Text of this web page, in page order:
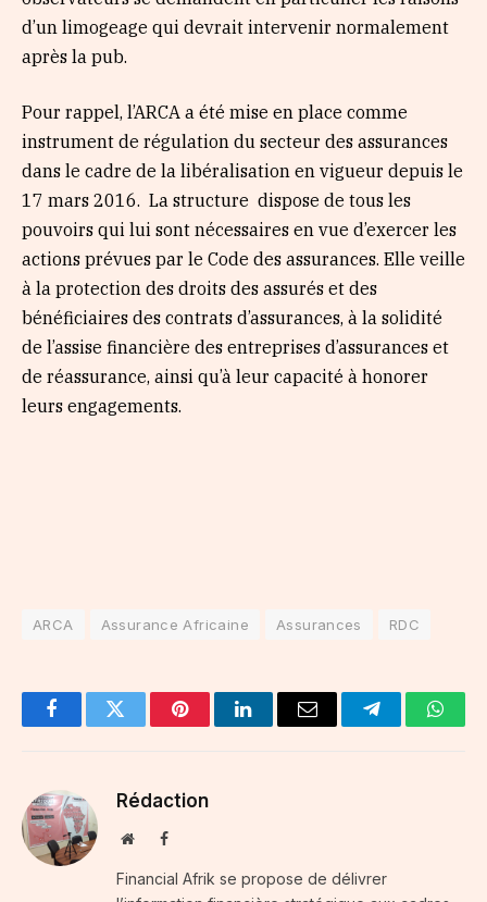
d’un limogeage qui devrait intervenir normalement
après la pub.
Pour rappel, l’ARCA a été mise en place comme
instrument de régulation du secteur des assurances
dans le cadre de la libéralisation en vigueur depuis le
17 mars 2016. La structure dispose de tous les
pouvoirs qui lui sont nécessaires en vue d’exercer les
actions prévues par le Code des assurances. Elle veille
à la protection des droits des assurés et des
bénéficiaires des contrats d’assurances, à la solidité
de l’assise financière des entreprises d’assurances et
de réassurance, ainsi qu’à leur capacité à honorer
leurs engagements.
ARCA Assurance Africaine Assurances RDC
FacebookTwitter PinterestLinkedInEmail Telegram
Rédaction
WebsiteFacebook
Financial Afrik se propose de délivrer